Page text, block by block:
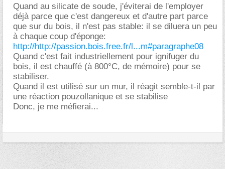
Quand au silicate de soude, j'éviterai de l'employer
déjà parce que c'est dangereux et d'autre part parce
que sur du bois, il n'est pas stable: il se diluera un peu
à chaque coup d'éponge:
http://http://passion.bois.free.fr/l...m#paragraphe08
Quand c'est fait industriellement pour ignifuger du
bois, il est chauffé (à 800°C, de mémoire) pour se
stabiliser.
Quand il est utilisé sur un mur, il réagit semble-t-il par
une réaction pouzollanique et se stabilise
Donc, je me méfierai...